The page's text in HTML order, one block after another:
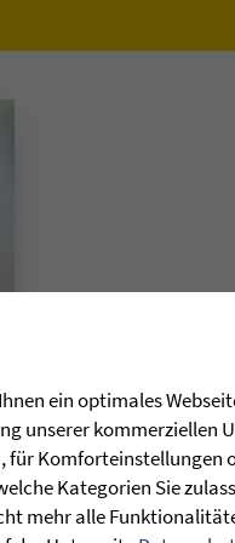
ein optimales
unserer kommerziellen
Komforteinstellungen
Kategorien Sie
mehr alle